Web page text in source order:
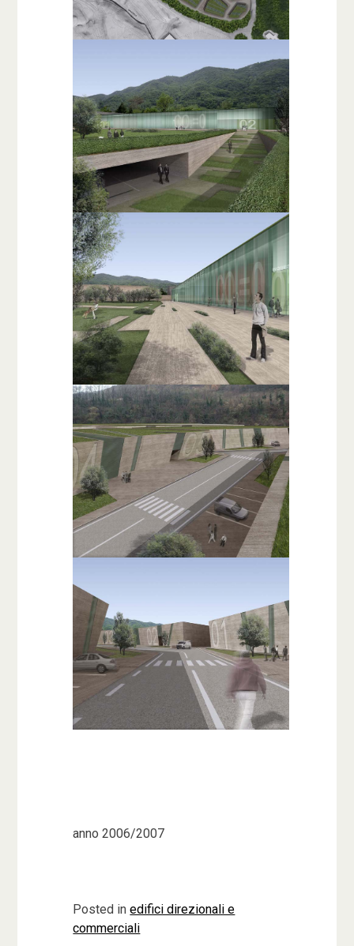
anno 2006/2007
Posted inedifici direzionali e
commerciali